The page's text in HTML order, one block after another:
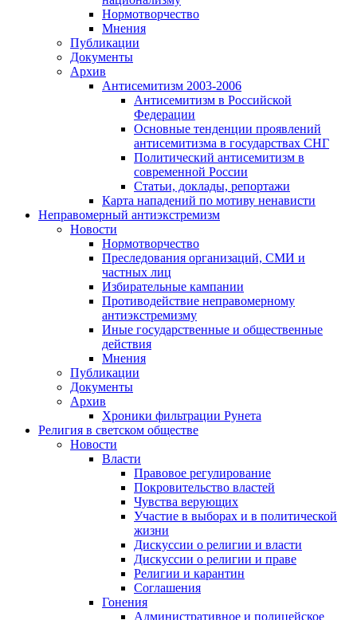
Нормотворчество
Мнения
Публикации
Документы
Архив
Антисемитизм 2003-2006
Антисемитизм в Российской
Федерации
Основные тенденции проявлений
антисемитизма в государствах СНГ
Политический антисемитизм в
современной России
Статьи, доклады, репортажи
Карта нападений по мотиву ненависти
Неправомерный антиэкстремизм
Новости
Нормотворчество
Преследования организаций, СМИ и
частных лиц
Избирательные кампании
Противодействие неправомерному
антиэкстремизму
Иные государственные и общественные
действия
Мнения
Публикации
Документы
Архив
Хроники фильтрации Рунета
Религия в светском обществе
Новости
Власти
Правовое регулирование
Покровительство властей
Чувства верующих
Участие в выборах и в политической
жизни
Дискуссии о религии и власти
Дискуссии о религии и праве
Религии и карантин
Соглашения
Гонения
Административное и полицейское